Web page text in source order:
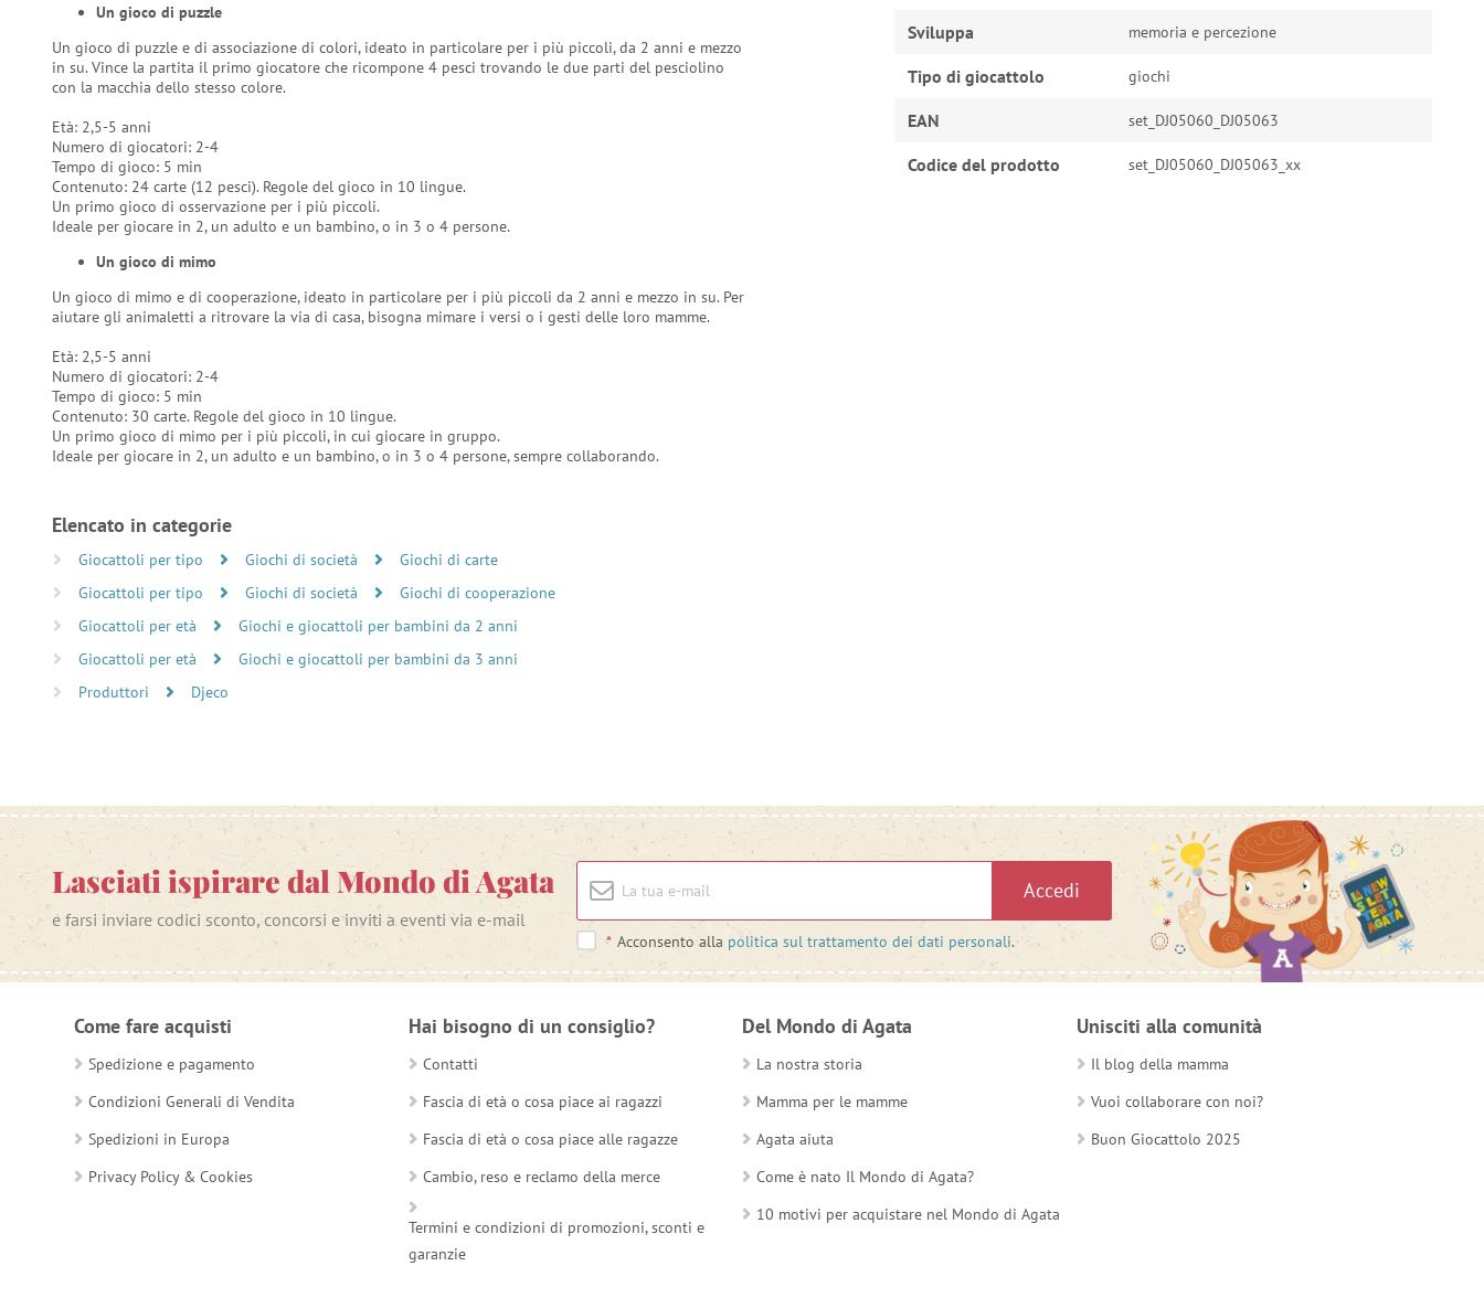
Un gioco di puzzle
Un gioco di puzzle e di associazione di colori, ideato in particolare per i più piccoli, da 2 anni e mezzo
in su. Vince la partita il primo giocatore che ricompone 4 pesci trovando le due parti del pesciolino
con la macchia dello stesso colore.
Età: 2,5-5 anni
Numero di giocatori: 2-4
Tempo di gioco: 5 min
Contenuto: 24 carte (12 pesci). Regole del gioco in 10 lingue.
Un primo gioco di osservazione per i più piccoli.
Ideale per giocare in 2, un adulto e un bambino, o in 3 o 4 persone.
Un gioco di mimo
Un gioco di mimo e di cooperazione, ideato in particolare per i più piccoli da 2 anni e mezzo in su. Per
aiutare gli animaletti a ritrovare la via di casa, bisogna mimare i versi o i gesti delle loro mamme.
Età: 2,5-5 anni
Numero di giocatori: 2-4
Tempo di gioco: 5 min
Contenuto: 30 carte. Regole del gioco in 10 lingue.
Un primo gioco di mimo per i più piccoli, in cui giocare in gruppo.
Ideale per giocare in 2, un adulto e un bambino, o in 3 o 4 persone, sempre collaborando.
Elencato in categorie
Giocattoli per tipo Giochi di società
Giochi di carte
Giocattoli per tipo
Giochi di società
Giochi di cooperazione
Giocattoli per età
Giochi e giocattoli per bambini da 2 anni
Giocattoli per età
Giochi e giocattoli per bambini da 3 anni
Produttori
Djeco
Sviluppa memoria e percezione
Tipo di giocattolo giochi
EAN set_DJ05060_DJ05063
Codice del prodotto set_DJ05060_DJ05063_xx
Lasciati ispirare dal Mondo di Agata
e farsi inviare codici sconto, concorsi e inviti a eventi via e-mail
Accedi
* Acconsento alla politica sul trattamento dei dati personali.
Come fare acquisti
Spedizione e pagamento
Condizioni Generali di Vendita
Spedizioni in Europa
Privacy Policy & Cookies
Hai bisogno di un consiglio?
Contatti
Fascia di età o cosa piace ai ragazzi
Fascia di età o cosa piace alle ragazze
Cambio, reso e reclamo della merce
Termini e condizioni di promozioni, sconti e
garanzie
Del Mondo di Agata
La nostra storia
Mamma per le mamme
Agata aiuta
Come è nato Il Mondo di Agata?
10 motivi per acquistare nel Mondo di Agata
Unisciti alla comunità
Il blog della mamma
Vuoi collaborare con noi?
Buon Giocattolo 2025